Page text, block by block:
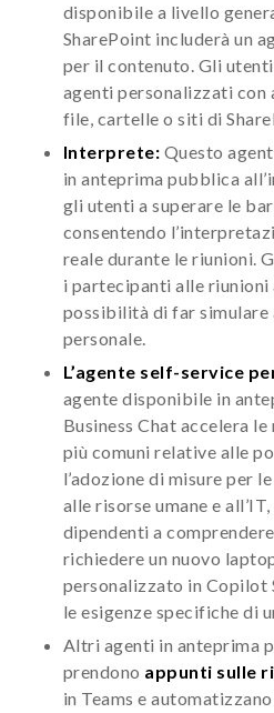
disponibile a livello
SharePoint includerà un
per il contenuto. Gli
agenti personalizzati con
file, cartelle o siti di
Interprete: Questo
in anteprima pubblica
gli utenti a superare le
consentendo
reale durante le riunioni.
i partecipanti alle riunioni
possibilità di far simulare
personale.
L’agente self-service
agente disponibile in
Business Chat accelera
più comuni relative alle
l’adozione di misure per
alle risorse umane e
dipendenti a
richiedere un nuovo
personalizzato in Copilot
le esigenze specifiche di
Altri agenti in anteprima
prendono appunti sulle
in Teams e